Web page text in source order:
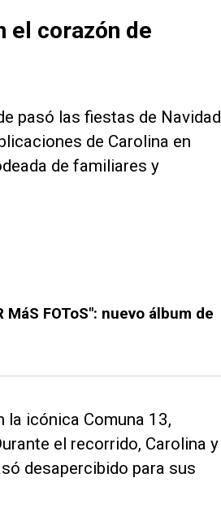
el corazón de
pasó las fiestas de Navidad
de Carolina en
de familiares y
FOToS": nuevo álbum de
la icónica Comuna 13,
el recorrido, Carolina y
desapercibido para sus